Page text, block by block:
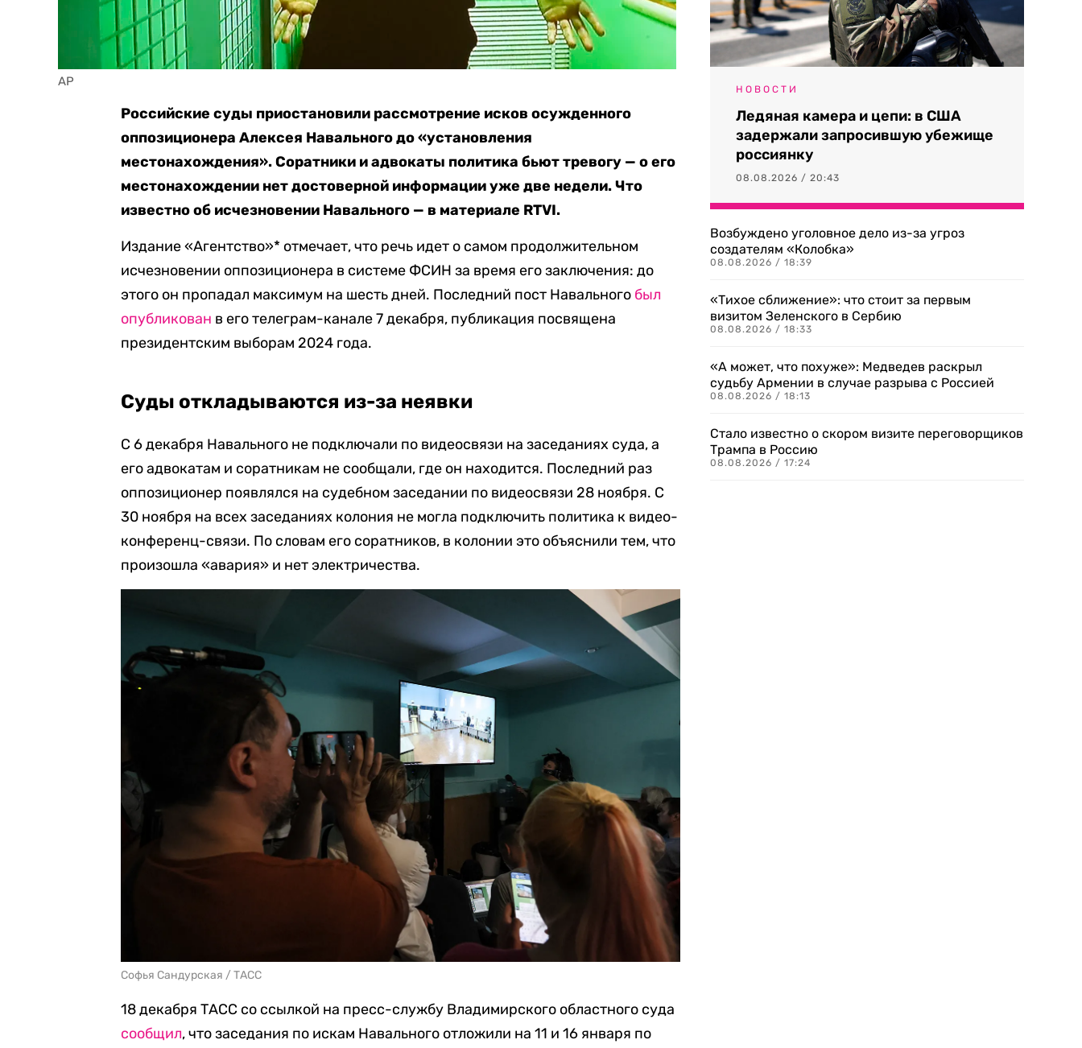
AP
Российские суды приостановили рассмотрение исков осужденного
оппозиционера Алексея Навального до «установления
местонахождения». Соратники и адвокаты политика бьют тревогу — о его
местонахождении нет достоверной информации уже две недели. Что
известно об исчезновении Навального — в материале RTVI.
Издание «Агентство»* отмечает, что речь идет о самом продолжительном
исчезновении оппозиционера в системе ФСИН за время его заключения: до
этого он пропадал максимум на шесть дней. Последний пост Навального был
опубликован в его телеграм-канале 7 декабря, публикация посвящена
президентским выборам 2024 года.
Суды откладываются из-за неявки
С 6 декабря Навального не подключали по видеосвязи на заседаниях суда, а
его адвокатам и соратникам не сообщали, где он находится. Последний раз
оппозиционер появлялся на судебном заседании по видеосвязи 28 ноября. С
30 ноября на всех заседаниях колония не могла подключить политика к видео-
конференц-связи. По словам его соратников, в колонии это объяснили тем, что
произошла «авария» и нет электричества.
Софья Сандурская / ТАСС
18 декабря ТАСС со ссылкой на пресс-службу Владимирского областного суда
сообщил, что заседания по искам Навального отложили на 11 и 16 января по
НОВОСТИ
Ледяная камера и цепи: в США
задержали запросившую убежище
россиянку
08.08.2026 / 20:43
Возбуждено уголовное дело из-за угроз
создателям «Колобка»
08.08.2026 / 18:39
«Тихое сближение»: что стоит за первым
визитом Зеленского в Сербию
08.08.2026 / 18:33
«А может, что похуже»: Медведев раскрыл
судьбу Армении в случае разрыва с Россией
08.08.2026 / 18:13
Стало известно о скором визите переговорщиков
Трампа в Россию
08.08.2026 / 17:24